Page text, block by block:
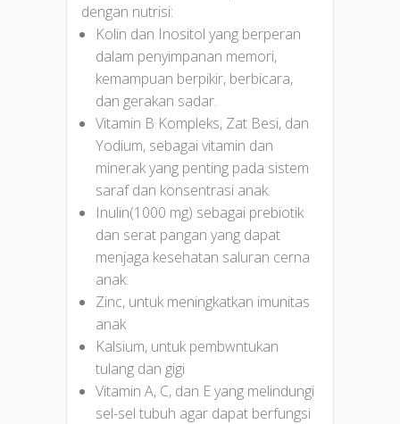
dengan nutrisi:
Kolin dan Inositol yang berperan
dalam penyimpanan memori,
kemampuan berpikir, berbicara,
dan gerakan sadar.
Vitamin B Kompleks, Zat Besi, dan
Yodium, sebagai vitamin dan
minerak yang penting pada sistem
saraf dan konsentrasi anak.
Inulin(1000 mg) sebagai prebiotik
dan serat pangan yang dapat
menjaga kesehatan saluran cerna
anak.
Zinc, untuk meningkatkan imunitas
anak
Kalsium, untuk pembwntukan
tulang dan gigi
Vitamin A, C, dan E yang melindungi
sel-sel tubuh agar dapat berfungsi